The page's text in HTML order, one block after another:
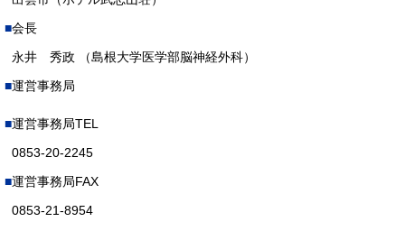
会長
永井 秀政 （島根大学医学部脳神経外科）
運営事務局
運営事務局TEL
0853-20-2245
運営事務局FAX
0853-21-8954